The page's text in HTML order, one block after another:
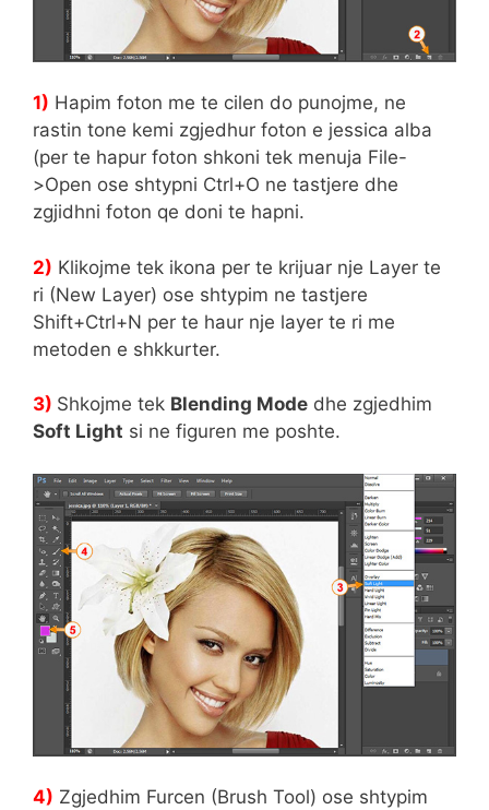
1) Hapim foton me te cilen do punojme, ne
rastin tone kemi zgjedhur foton e jessica alba
(per te hapur foton shkoni tek menuja File-
>Open ose shtypni Ctrl+O ne tastjere dhe
zgjidhni foton qe doni te hapni.
2) Klikojme tek ikona per te krijuar nje Layer te
ri (New Layer) ose shtypim ne tastjere
Shift+Ctrl+N per te haur nje layer te ri me
metoden e shkkurter.
3) Shkojme tek Blending Mode dhe zgjedhim
Soft Light si ne figuren me poshte.
4) Zgjedhim Furcen (Brush Tool) ose shtypim